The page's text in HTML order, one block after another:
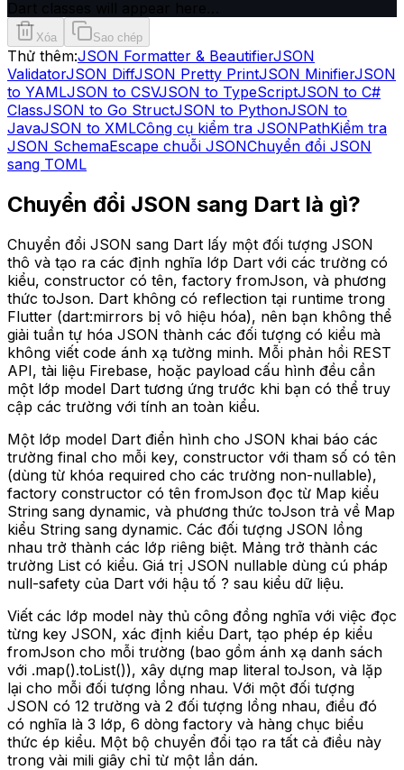
Xóa Sao chép
Thử thêm:JSON Formatter & BeautifierJSON
ValidatorJSON DiffJSON Pretty PrintJSON MinifierJSON
to YAMLJSON to CSVJSON to TypeScriptJSON to C#
ClassJSON to Go StructJSON to PythonJSON to
JavaJSON to XMLCông cụ kiểm tra JSONPathKiểm tra
JSON SchemaEscape chuỗi JSONChuyển đổi JSON
sang TOML
Chuyển đổi JSON sang Dart là gì?
Chuyển đổi JSON sang Dart lấy một đối tượng JSON
thô và tạo ra các định nghĩa lớp Dart với các trường có
kiểu, constructor có tên, factory fromJson, và phương
thức toJson. Dart không có reflection tại runtime trong
Flutter (dart:mirrors bị vô hiệu hóa), nên bạn không thể
giải tuần tự hóa JSON thành các đối tượng có kiểu mà
không viết code ánh xạ tường minh. Mỗi phản hồi REST
API, tài liệu Firebase, hoặc payload cấu hình đều cần
một lớp model Dart tương ứng trước khi bạn có thể truy
cập các trường với tính an toàn kiểu.
Một lớp model Dart điển hình cho JSON khai báo các
trường final cho mỗi key, constructor với tham số có tên
(dùng từ khóa required cho các trường non-nullable),
factory constructor có tên fromJson đọc từ Map kiểu
String sang dynamic, và phương thức toJson trả về Map
kiểu String sang dynamic. Các đối tượng JSON lồng
nhau trở thành các lớp riêng biệt. Mảng trở thành các
trường List có kiểu. Giá trị JSON nullable dùng cú pháp
null-safety của Dart với hậu tố ? sau kiểu dữ liệu.
Viết các lớp model này thủ công đồng nghĩa với việc đọc
từng key JSON, xác định kiểu Dart, tạo phép ép kiểu
fromJson cho mỗi trường (bao gồm ánh xạ danh sách
với .map().toList()), xây dựng map literal toJson, và lặp
lại cho mỗi đối tượng lồng nhau. Với một đối tượng
JSON có 12 trường và 2 đối tượng lồng nhau, điều đó
có nghĩa là 3 lớp, 6 dòng factory và hàng chục biểu
thức ép kiểu. Một bộ chuyển đổi tạo ra tất cả điều này
trong vài mili giây chỉ từ một lần dán.